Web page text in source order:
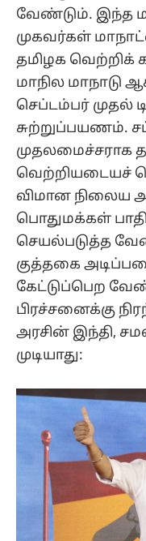
வேண்டும். இந்த
முகவர்கள்
தமிழக வெற்றிக்
மாநில மாநாடு
செப்டம்பர் முதல்
சுற்றுப்பயணம்.
முதலமைச்சராக
வெற்றியடையச்
விமான நிலைய
பொதுமக்கள்
செயல்படுத்த
குத்தகை
கேட்டுப்பெற
பிரச்சனைக்கு
அரசின் இந்தி,
முடியாது: